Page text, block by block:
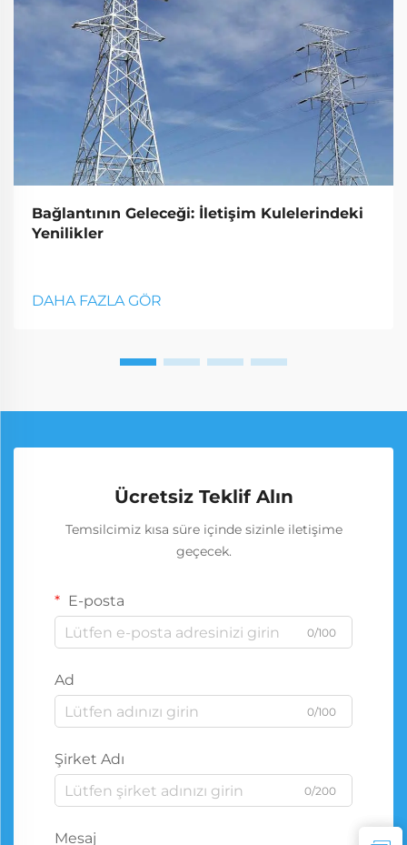
Bağlantının Geleceği: İletişim Kulelerindeki
Yenilikler
DAHA FAZLA GÖR
Ücretsiz Teklif Alın
Temsilcimiz kısa süre içinde sizinle iletişime
geçecek.
E-posta
0/100
Ad
0/100
Şirket Adı
0/200
Mesaj